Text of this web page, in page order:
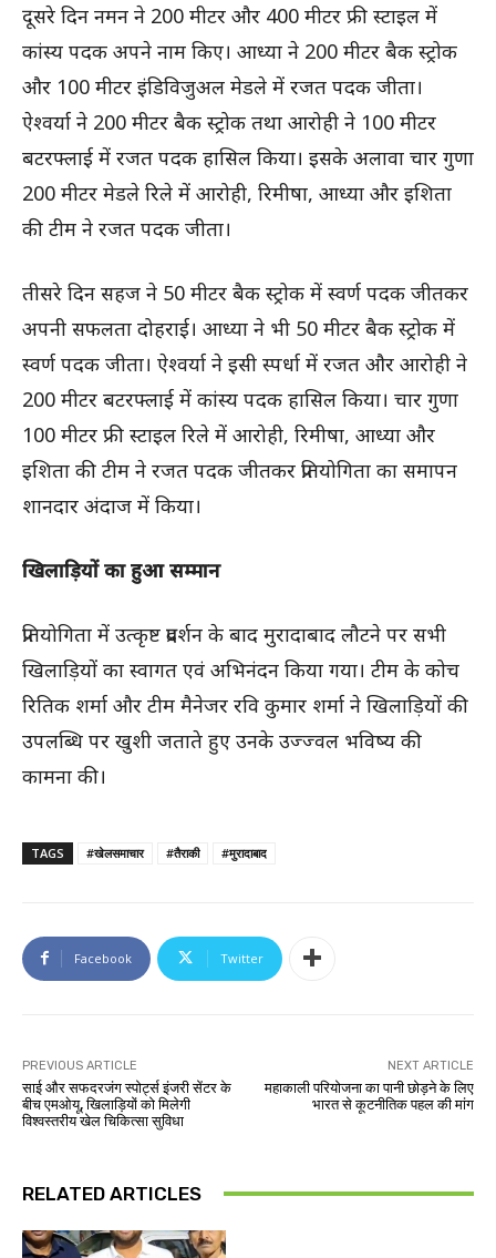
दूसरे दिन नमन ने 200 मीटर और 400 मीटर फ्री स्टाइल में
कांस्य पदक अपने नाम किए। आध्या ने 200 मीटर बैक स्ट्रोक
और 100 मीटर इंडिविजुअल मेडले में रजत पदक जीता।
ऐश्वर्या ने 200 मीटर बैक स्ट्रोक तथा आरोही ने 100 मीटर
बटरफ्लाई में रजत पदक हासिल किया। इसके अलावा चार गुणा
200 मीटर मेडले रिले में आरोही, रिमीषा, आध्या और इशिता
की टीम ने रजत पदक जीता।
तीसरे दिन सहज ने 50 मीटर बैक स्ट्रोक में स्वर्ण पदक जीतकर
अपनी सफलता दोहराई। आध्या ने भी 50 मीटर बैक स्ट्रोक में
स्वर्ण पदक जीता। ऐश्वर्या ने इसी स्पर्धा में रजत और आरोही ने
200 मीटर बटरफ्लाई में कांस्य पदक हासिल किया। चार गुणा
100 मीटर फ्री स्टाइल रिले में आरोही, रिमीषा, आध्या और
इशिता की टीम ने रजत पदक जीतकर प्रतियोगिता का समापन
शानदार अंदाज में किया।
खिलाड़ियों का हुआ सम्मान
प्रतियोगिता में उत्कृष्ट प्रदर्शन के बाद मुरादाबाद लौटने पर सभी
खिलाड़ियों का स्वागत एवं अभिनंदन किया गया। टीम के कोच
रितिक शर्मा और टीम मैनेजर रवि कुमार शर्मा ने खिलाड़ियों की
उपलब्धि पर खुशी जताते हुए उनके उज्ज्वल भविष्य की
कामना की।
TAGS #खेलसमाचार #तैराकी #मुरादाबाद
Facebook Twitter
PREVIOUS ARTICLE
साई और सफदरजंग स्पोर्ट्स इंजरी सेंटर के
बीच एमओयू, खिलाड़ियों को मिलेगी
विश्वस्तरीय खेल चिकित्सा सुविधा
NEXT ARTICLE
महाकाली परियोजना का पानी छोड़ने के लिए
भारत से कूटनीतिक पहल की मांग
RELATED ARTICLES